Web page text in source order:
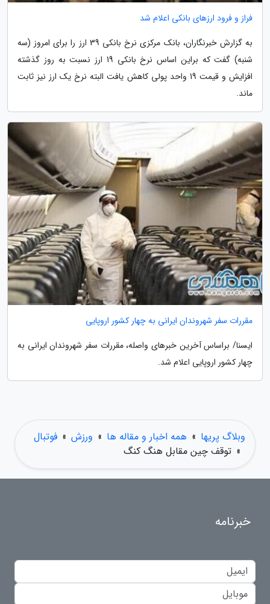
فراز و فرود ارزهای بانکی اعلام شد
به گزارش خبرنگاران، بانک مرکزی نرخ بانکی 39 ارز را برای امروز (سه
شنبه) گفت که براین اساس نرخ بانکی 19 ارز نسبت به روز گذشته
افزایش و قیمت 19 واحد پولی کاهش یافت البته نرخ یک ارز نیز ثابت
ماند.
مقررات سفر شهروندان ایرانی به چهار کشور اروپایی
ایسنا/ براساس آخرین خبرهای واصله، مقررات سفر شهروندان ایرانی به
چهار کشور اروپایی اعلام شد.
وبلاگ پریها » همه اخبار و مقاله ها » ورزش » فوتبال
» توقف چین مقابل هنگ کنگ
خبرنامه